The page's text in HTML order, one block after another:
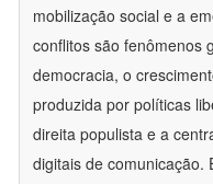
mobilização social e a
conflitos são fenômenos
democracia, o
produzida por políticas
direita populista e a
digitais de comunicação.